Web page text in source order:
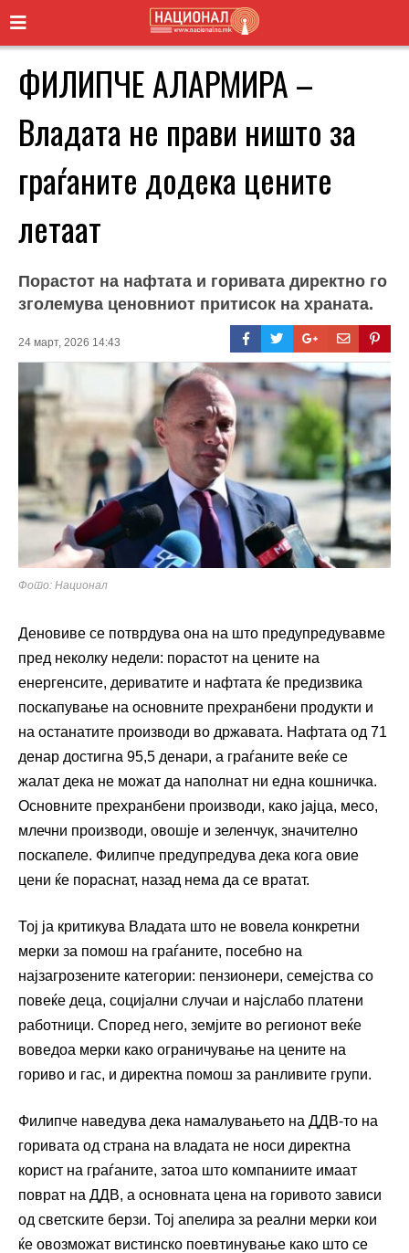
ФИЛИПЧЕ АЛАРМИРА –
Владата не прави ништо за
граѓаните додека цените
летаат
Порастот на нафтата и горивата директно го
зголемува ценовниот притисок на храната.
24 март, 2026 14:43
Фото: Национал
Деновиве се потврдува она на што предупредувавме
пред неколку недели: порастот на цените на
енергенсите, дериватите и нафтата ќе предизвика
поскапување на основните прехранбени продукти и
на останатите производи во државата. Нафтата од 71
денар достигна 95,5 денари, а граѓаните веќе се
жалат дека не можат да наполнат ни една кошничка.
Основните прехранбени производи, како јајца, месо,
млечни производи, овошје и зеленчук, значително
поскапеле. Филипче предупредува дека кога овие
цени ќе пораснат, назад нема да се вратат.
Тој ја критикува Владата што не вовела конкретни
мерки за помош на граѓаните, посебно на
најзагрозените категории: пензионери, семејства со
повеќе деца, социјални случаи и најслабо платени
работници. Според него, земјите во регионот веќе
воведоа мерки како ограничување на цените на
гориво и гас, и директна помош за ранливите групи.
Филипче наведува дека намалувањето на ДДВ-то на
горивата од страна на владата не носи директна
корист на граѓаните, затоа што компаниите имаат
поврат на ДДВ, а основната цена на горивото зависи
од светските берзи. Тој апелира за реални мерки кои
ќе овозможат вистинско поевтинување како што се